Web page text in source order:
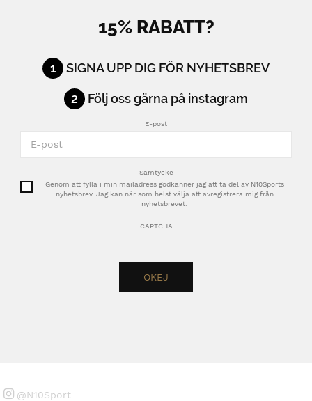
15% RABATT?
1 SIGNA UPP DIG FÖR NYHETSBREV
2 Följ oss gärna på instagram
E-post
Samtycke
Genom att fylla i min mailadress godkänner jag att ta del av N10Sports
nyhetsbrev. Jag kan när som helst välja att avregistrera mig från
nyhetsbrevet.
CAPTCHA
@N10Sport